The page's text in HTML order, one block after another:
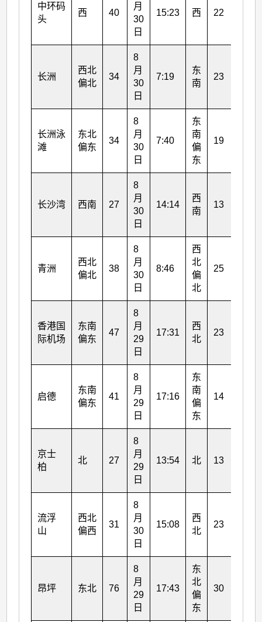
中环码
头
西 40
月
30
日
15:23 西 22
长洲
西北
偏北
34
8
月
30
日
7:19
东
南
23
长洲泳
滩
东北
偏东
34
8
月
30
日
7:40
东
南
偏
东
19
长沙湾 西南 27
8
月
30
日
14:14
西
南
13
青洲
西北
偏北
38
8
月
30
日
8:46
西
北
偏
北
25
香港国
际机场
东南
偏东
47
8
月
29
日
17:31
西
北
23
启德
东南
偏东
41
8
月
29
日
17:16
东
南
偏
东
14
京士
柏
北 27
8
月
29
日
13:54 北 13
流浮
山
西北
偏西
31
8
月
30
日
15:08
西
北
23
昂坪 东北 76
8
月
29
日
17:43
东
北
偏
东
30